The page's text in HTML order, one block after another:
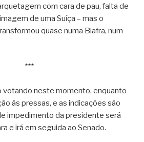
com cara de pau, falta de
de uma Suíça – mas o
quase numa Biafra, num
***
votando neste momento, enquanto
às pressas, e as indicações são
impedimento da presidente será
e irá em seguida ao Senado.